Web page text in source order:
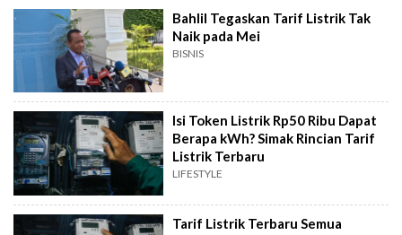
Bahlil Tegaskan Tarif Listrik Tak
Naik pada Mei
BISNIS
Isi Token Listrik Rp50 Ribu Dapat
Berapa kWh? Simak Rincian Tarif
Listrik Terbaru
LIFESTYLE
Tarif Listrik Terbaru Semua